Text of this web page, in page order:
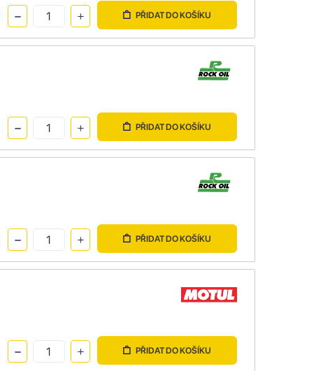
PŘIDAT DO KOŠÍKU
PŘIDAT DO KOŠÍKU
PŘIDAT DO KOŠÍKU
PŘIDAT DO KOŠÍKU